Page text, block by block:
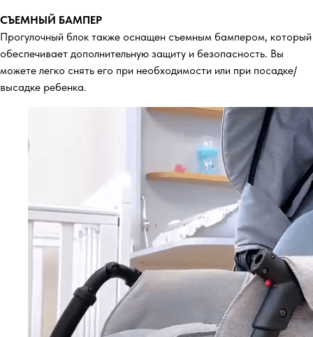
СЪЕМНЫЙ БАМПЕР
Прогулочный блок также оснащен съемным бампером, который
обеспечивает дополнительную защиту и безопасность. Вы
можете легко снять его при необходимости или при посадке/
высадке ребенка.